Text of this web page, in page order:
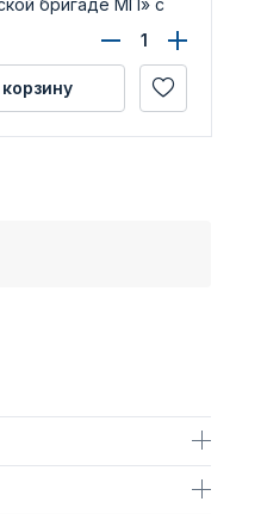
удостоверения